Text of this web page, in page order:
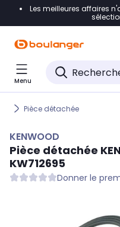
Accéder directement à
Accéder directement
Accéder directement
Les meilleures affaires
Menu
Pièce détachée
KENWOOD
Pièce détachée
KW712695
Donner le